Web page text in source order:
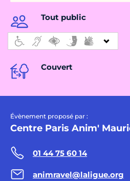
Tout public
Couvert
Évènement proposé par :
Centre Paris Anim'
01 44 75 60 14
animravel@laligue.org